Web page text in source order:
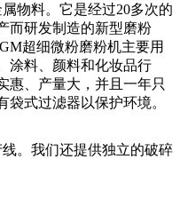
物料。它是经过20多次的
而研发制造的新型磨粉
超细微粉磨粉机主要用
涂料、颜料和化妆品行
惠、产量大，并且一年只
袋式过滤器以保护环境。
。我们还提供独立的破碎